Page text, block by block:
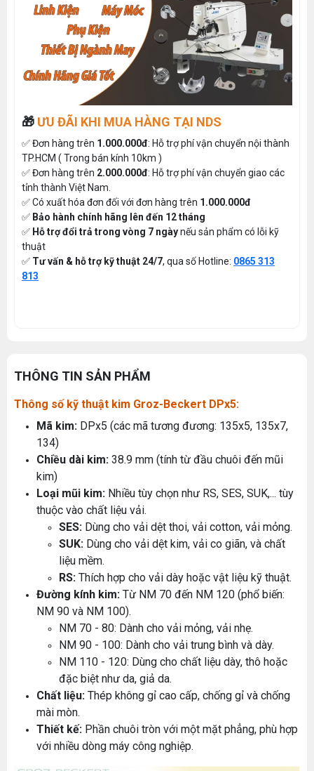
🎁 ƯU ĐÃI KHI MUA HÀNG TẠI NDS
✅ Đơn hàng trên 1.000.000đ: Hỗ trợ phí vận chuyển nội thành
TP.HCM ( Trong bán kính 10km )
✅ Đơn hàng trên 2.000.000đ: Hỗ trợ phí vận chuyển giao các
tỉnh thành Việt Nam.
✅ Có xuất hóa đơn đối với đơn hàng trên 1.000.000đ
✅ Bảo hành chính hãng lên đến 12 tháng
✅ Hỗ trợ đổi trả trong vòng 7 ngàynếu sản phẩm có lỗi kỹ
thuật
✅ Tư vấn & hỗ trợ kỹ thuật 24/7, qua số Hotline: 0865 313
813
THÔNG TIN SẢN PHẨM
Thông số kỹ thuật kim Groz-Beckert DPx5:
Mã kim: DPx5 (các mã tương đương: 135x5, 135x7,
134)
Chiều dài kim: 38.9 mm (tính từ đầu chuôi đến mũi
kim)
Loại mũi kim: Nhiều tùy chọn như RS, SES, SUK,... tùy
thuộc vào chất liệu vải.
SES: Dùng cho vải dệt thoi, vải cotton, vải mỏng.
SUK: Dùng cho vải dệt kim, vải co giãn, và chất
liệu mềm.
RS: Thích hợp cho vải dày hoặc vật liệu kỹ thuật.
Đường kính kim: Từ NM 70 đến NM 120 (phổ biến:
NM 90 và NM 100).
NM 70 - 80: Dành cho vải mỏng, vải nhẹ.
NM 90 - 100: Dành cho vải trung bình và dày.
NM 110 - 120: Dùng cho chất liệu dày, thô hoặc
đặc biệt như da, giả da.
Chất liệu: Thép không gỉ cao cấp, chống gỉ và chống
mài mòn.
Thiết kế: Phần chuôi tròn với một mặt phẳng, phù hợp
với nhiều dòng máy công nghiệp.